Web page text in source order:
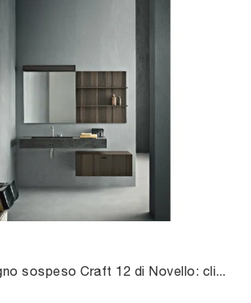
Mobile da Bagno sospeso Craft 12 di Novello: clicca e ottieni informazioni su mobili bagno sospesi in legno e accessori dell'azienda.